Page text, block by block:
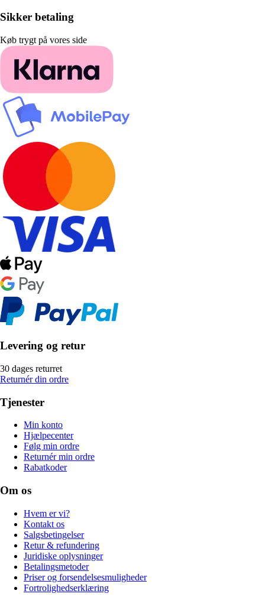
Sikker betaling
Køb trygt på vores side
Levering og retur
30 dages returret
Returnér din ordre
Tjenester
Min konto
Hjælpecenter
Følg min ordre
Returnér min ordre
Rabatkoder
Om os
Hvem er vi?
Kontakt os
Salgsbetingelser
Retur & refundering
Juridiske oplysninger
Betalingsmetoder
Priser og forsendelsesmuligheder
Fortrolighedserklæring